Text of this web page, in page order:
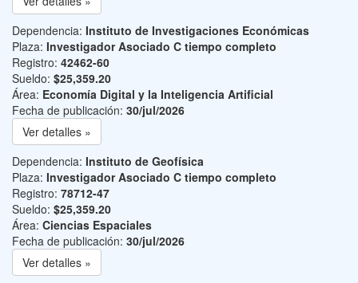
Dependencia: Instituto de Investigaciones Económicas
Plaza: Investigador Asociado C tiempo completo
Registro: 42462-60
Sueldo: $25,359.20
Área: Economía Digital y la Inteligencia Artificial
Fecha de publicación: 30/jul/2026
Ver detalles »
Dependencia: Instituto de Geofísica
Plaza: Investigador Asociado C tiempo completo
Registro: 78712-47
Sueldo: $25,359.20
Área: Ciencias Espaciales
Fecha de publicación: 30/jul/2026
Ver detalles »